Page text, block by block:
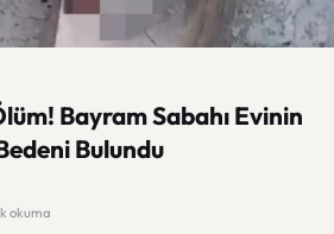
Bayram Sabahı Evinin
Bulundu
okuma